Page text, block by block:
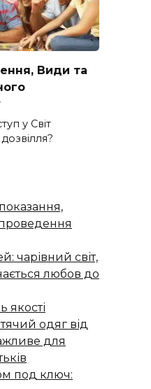
Види та
у Світ
проведення
чарівний світ,
любов до
якості
одяг від
для
под ключ: